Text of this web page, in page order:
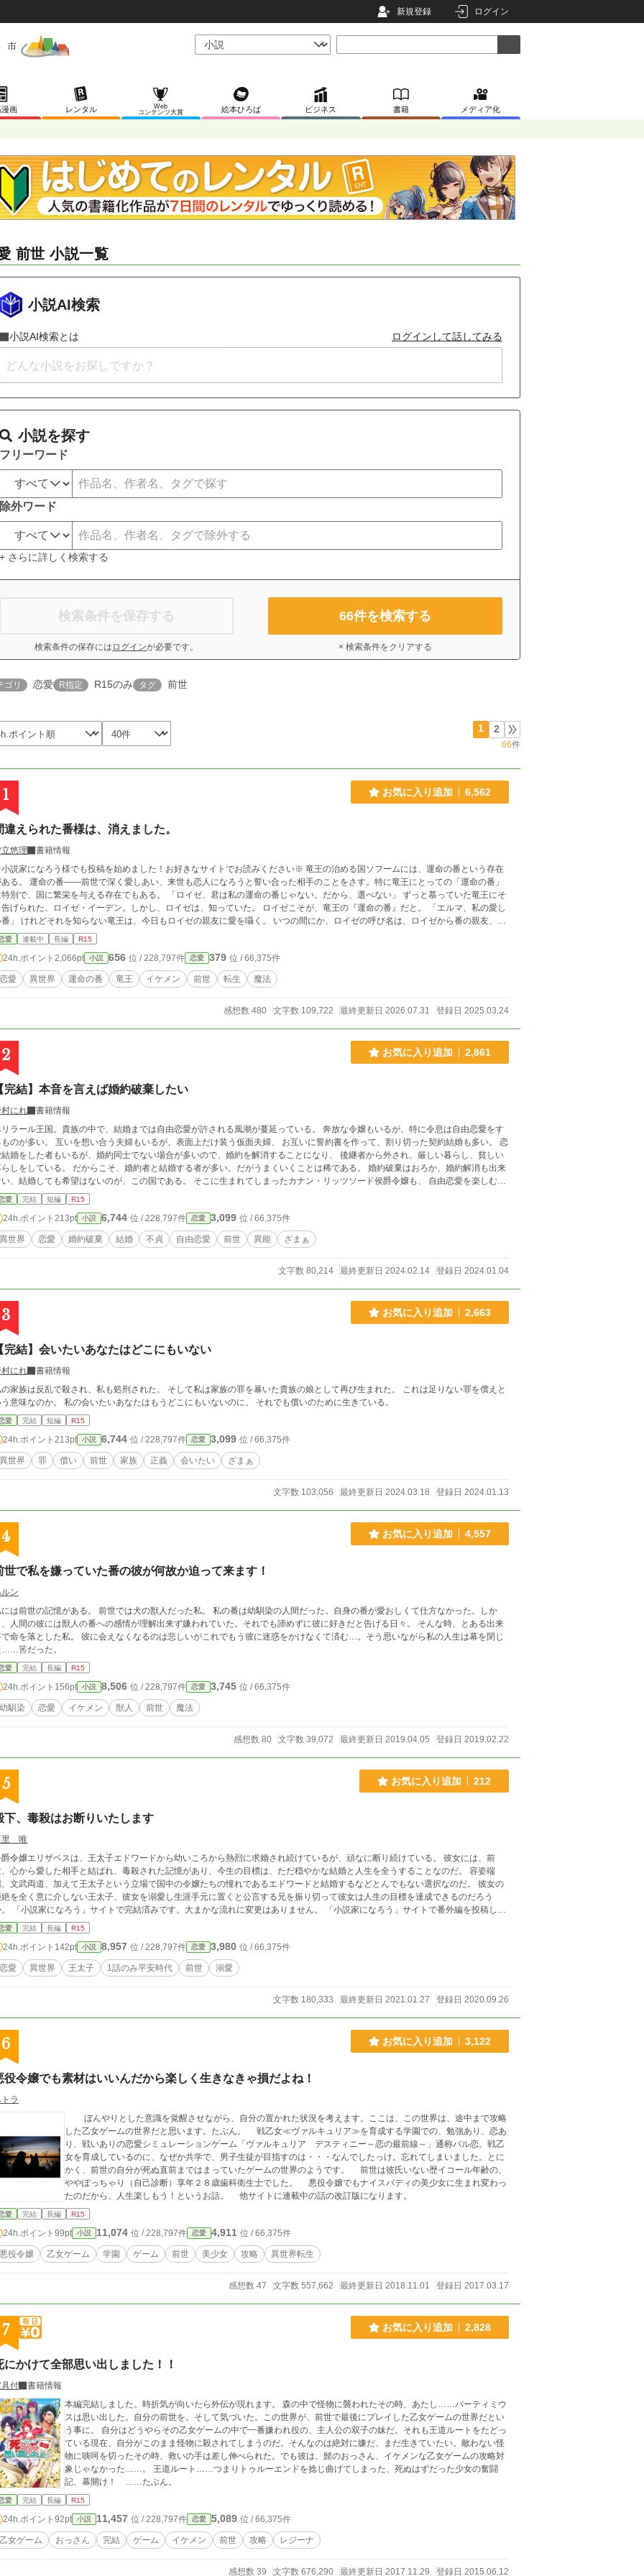
新規登録 ログイン
画 レンタル
Web
コンテンツ大賞
絵本ひろば ビジネス 書籍 メディア化
前世 小説一覧
小説AI検索
小説AI検索とは ログインして話してみる
小説を探す
フリーワード
除外ワード
+ さらに詳しく検索する
検索条件を保存する
検索条件の保存には ログインが必要です。
66件を検索する
× 検索条件をクリアする
ゴリ 恋愛 R指定 R15のみ タグ 前世
1 2
66件
1 お気に入り追加 6,562
違えられた番様は、消えました。
悠理
書籍情報
家になろう様でも投稿を始めました！お好きなサイトでお読みください※ 竜王の治める国ソフームには、運命の番という存在
る。 運命の番――前世で深く愛しあい、来世も恋人になろうと誓い合った相手のことをさす。特に竜王にとっての「運命の番」
、国に繁栄を与える存在でもある。 「ロイゼ、君は私の運命の番じゃない。だから、選べない」 ずっと慕っていた竜王にそ
げられた、ロイゼ・イーデン。しかし、ロイゼは、知っていた。 ロイゼこそが、竜王の『運命の番』だと。 「エルマ、私の愛し
」 けれどそれを知らない竜王は、今日もロイゼの親友に愛を囁く。 いつの間にか、ロイゼの呼び名は、ロイゼから番の親友、そ
愛 連載中 長編 R15
24h.ポイント 2,066pt 小説 656 位 / 228,797件 恋愛 379 位 / 66,375件
恋愛 異世界 運命の番 竜王 イケメン 前世 転生 魔法
感想数 480 文字数 109,722 最終更新日 2026.07.31 登録日 2025.03.24
2 お気に入り追加 2,861
完結】本音を言えば婚約破棄したい
にれ
書籍情報
ラール王国。貴族の中で、結婚までは自由恋愛が許される風潮が蔓延っている。 奔放な令嬢もいるが、特に令息は自由恋愛をす
を想い合う夫婦もいるが、表面上だけ装う仮面夫婦、 お互いに誓約書を作って、割り切った契約結婚も多い。 恋
婚をした者もいるが、婚約同士でない場合が多いので、婚約を解消することになり、 後継者から外され、厳しい暮らし、貧しい
る。 だからこそ、婚約者と結婚する者が多い。だがうまくいくことは稀である。 婚約破棄はおろか、婚約解消も出来
結婚しても希望はないのが、この国である。 そこに生まれてしまったカナン・リッツソード侯爵令嬢も、 自由恋愛を楽しむ婚
愛 完結 短編 R15
24h.ポイント 213pt 小説 6,744 位 / 228,797件 恋愛 3,099 位 / 66,375件
異世界 恋愛 婚約破棄 結婚 不貞 自由恋愛 前世 異能 ざまぁ
文字数 80,214 最終更新日 2024.02.14 登録日 2024.01.04
3 お気に入り追加 2,663
完結】会いたいあなたはどこにもいない
にれ
書籍情報
は反乱で殺され、私も処刑された。 そして私は家族の罪を暴いた貴族の娘として再び生まれた。 これは足りない罪を償えと
いう意味なのか。 私の会いたいあなたはもうどこにもいないのに。 それでも償いのために生きている。
愛 完結 短編 R15
24h.ポイント 213pt 小説 6,744 位 / 228,797件 恋愛 3,099 位 / 66,375件
異世界 罪 償い 前世 家族 正義 会いたい ざまぁ
文字数 103,056 最終更新日 2024.03.18 登録日 2024.01.13
4 お気に入り追加 4,557
世で私を嫌っていた番の彼が何故か迫って来ます！
ン
記憶がある。 前世では犬の獣人だった私。 私の番は幼馴染の人間だった。自身の番が愛おしくて仕方なかった。しか
人間の彼には獣人の番への感情が理解出来ず嫌われていた。それでも諦めずに彼に好きだと告げる日々。 そんな時、とある出来
た私。 彼に会えなくなるのは悲しいがこれでもう彼に迷惑をかけなくて済む…。そう思いながら私の人生は幕を閉じ
……筈だった。
愛 完結 長編 R15
24h.ポイント 156pt 小説 8,506 位 / 228,797件 恋愛 3,745 位 / 66,375件
幼馴染 恋愛 イケメン 獣人 前世 魔法
感想数 80 文字数 39,072 最終更新日 2019.04.05 登録日 2019.02.22
5 お気に入り追加 212
下、毒殺はお断りいたします
里 唯
令嬢エリザベスは、王太子エドワードから幼いころから熱烈に求婚され続けているが、頑なに断り続けている。 彼女には、前
心から愛した相手と結ばれ、毒殺された記憶があり、今生の目標は、ただ穏やかな結婚と人生を全うすることなのだ。 容姿端
文武両道、加えて王太子という立場で国中の令嬢たちの憧れであるエドワードと結婚するなどとんでもない選択なのだ。 彼女の
を全く意に介しない王太子、彼女を溺愛し生涯手元に置くと公言する兄を振り切って彼女は人生の目標を達成できるのだろう
ん。 「小説家になろう」サイトで番外編を投稿して
す。
愛 完結 長編 R15
24h.ポイント 142pt 小説 8,957 位 / 228,797件 恋愛 3,980 位 / 66,375件
恋愛 異世界 王太子 1話のみ平安時代 前世 溺愛
文字数 180,333 最終更新日 2021.01.27 登録日 2020.09.26
6 お気に入り追加 3,122
役令嬢でも素材はいいんだから楽しく生きなきゃ損だよね！
ラ
ぼんやりとした意識を覚醒させながら、自分の置かれた状況を考えます。ここは、この世界は、途中まで攻略
した乙女ゲームの世界だと思います。たぶん。 戦乙女≪ヴァルキュリア≫を育成する学園での、勉強あり、恋あ
り、戦いありの恋愛シミュレーションゲーム「ヴァルキュリア デスティニー～恋の最前線～」通称バル恋。戦乙
女を育成しているのに、なぜか共学で、男子生徒が目指すのは・・・なんでしたっけ。忘れてしまいました。とに
かく、前世の自分が死ぬ直前まではまっていたゲームの世界のようです。 前世は彼氏いない歴イコール年齢の、
ややぽっちゃり（自己診断）享年２８歳歯科衛生士でした。 悪役令嬢でもナイスバディの美少女に生まれ変わっ
たのだから、人生楽しもう！というお話。 他サイトに連載中の話の改訂版になります。
愛 完結 長編 R15
24h.ポイント 99pt 小説 11,074 位 / 228,797件 恋愛 4,911 位 / 66,375件
悪役令嬢 乙女ゲーム 学園 ゲーム 前世 美少女 攻略 異世界転生
感想数 47 文字数 557,662 最終更新日 2018.11.01 登録日 2017.03.17
7 お気に入り追加 2,828
にかけて全部思い出しました！！
付
書籍情報
本編完結しました。時折気が向いたら外伝が現れます。 森の中で怪物に襲われたその時、あたし……バーティミウ
スは思い出した。自分の前世を。そして気づいた。この世界が、前世で最後にプレイした乙女ゲームの世界だとい
う事に。 自分はどうやらその乙女ゲームの中で一番嫌われ役の、主人公の双子の妹だ。それも王道ルートをたどっ
ている現在、自分がこのまま怪物に殺されてしまうのだ。そんなのは絶対に嫌だ、まだ生きていたい。敵わない怪
物に啖呵を切ったその時、救いの手は差し伸べられた。でも彼は、髭のおっさん、イケメンな乙女ゲームの攻略対
象じゃなかった……。 王道ルート……つまりトゥルーエンドを捻じ曲げてしまった、死ぬはずだった少女の奮闘
記、幕開け！ ……たぶん。
愛 完結 長編 R15
24h.ポイント 92pt 小説 11,457 位 / 228,797件 恋愛 5,089 位 / 66,375件
乙女ゲーム おっさん 完結 ゲーム イケメン 前世 攻略 レジーナ
感想数 39 文字数 676,290 最終更新日 2017.11.29 登録日 2015.06.12